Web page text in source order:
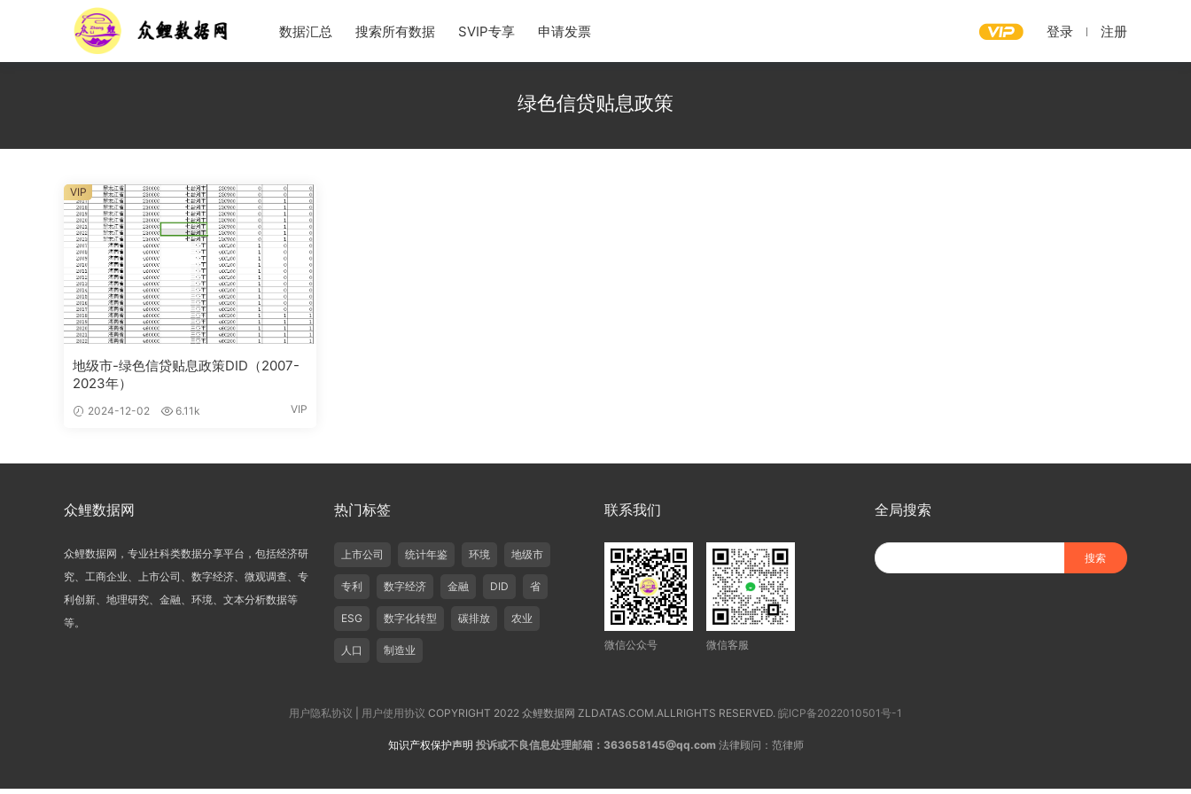
数据汇总 搜索所有数据 SVIP专享 申请发票 登录 注册
绿色信贷贴息政策
地级市-绿色信贷贴息政策DID（2007-
2023年）
2024-12-02 6.11k VIP
VIP
众鲤数据网
众鲤数据网，专业社科类数据分享平台，包括经济研
究、工商企业、上市公司、数字经济、微观调查、专
利创新、地理研究、金融、环境、文本分析数据等
等。
热门标签
上市公司 统计年鉴 环境 地级市
专利 数字经济 金融 DID 省
ESG 数字化转型 碳排放 农业
人口 制造业
联系我们
微信公众号 微信客服
全局搜索
用户隐私协议 用户使用协议 COPYRIGHT 2022 众鲤数据网 ZLDATAS.COM.ALLRIGHTS RESERVED. 皖ICP备2022010501号-1
知识产权保护声明 投诉或不良信息处理邮箱：363658145@qq.com 法律顾问：范律师